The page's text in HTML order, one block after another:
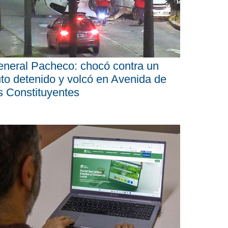
Pacheco: chocó contra un
detenido y volcó en Avenida de
Constituyentes